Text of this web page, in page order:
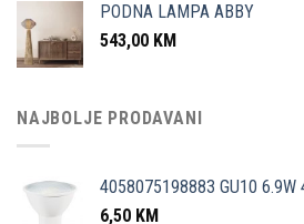
PODNA LAMPA ABBY
543,00 KM
NAJBOLJE PRODAVANI
4058075198883 GU10 6.9W
6,50 KM